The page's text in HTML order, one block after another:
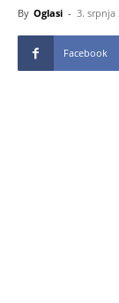
By Oglasi - 3. srpnja
Facebook